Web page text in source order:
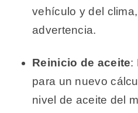
vehículo y del
advertencia.
Reinicio de aceite:
para un nuevo
nivel de aceite del